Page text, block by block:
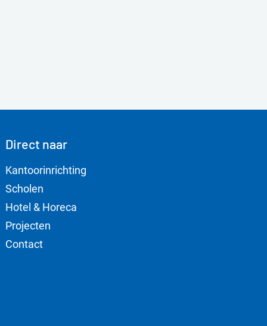
Direct naar
Kantoorinrichting
Scholen
Hotel & Horeca
Projecten
Contact